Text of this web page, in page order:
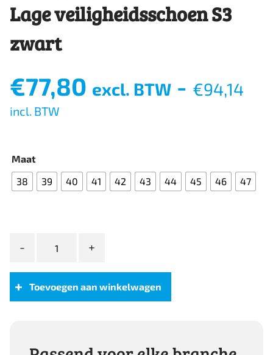
Lage veiligheidsschoen S3
zwart
€77,80 excl. BTW - €94,14
incl. BTW
Maat
38
39 40 41 42 43 44 45 46 47
Jogger
Lage
Toevoegen aan winkelwagen